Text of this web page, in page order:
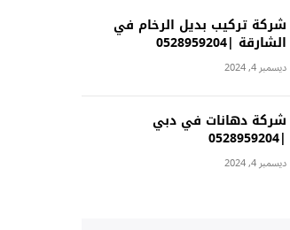
شركة تركيب بديل الرخام في
الشارقة |0528959204
ديسمبر 4, 2024
شركة دهانات في دبي
|0528959204
ديسمبر 4, 2024